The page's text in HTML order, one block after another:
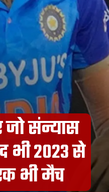
जो संन्यास
भी 2023 से
भी मैच